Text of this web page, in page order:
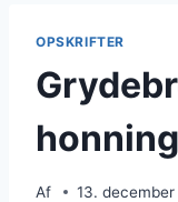
OPSKRIFTER
Af 13.